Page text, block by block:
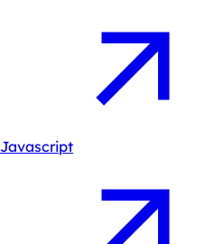
Javascript